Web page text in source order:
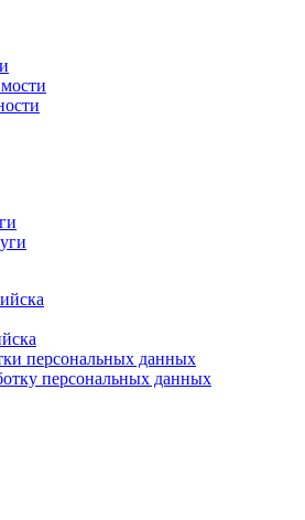
персональных данных
персональных данных